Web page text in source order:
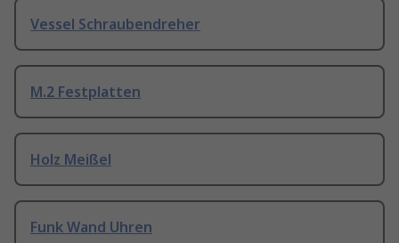
Vessel Schraubendreher
M.2 Festplatten
Holz Meißel
Funk Wand Uhren